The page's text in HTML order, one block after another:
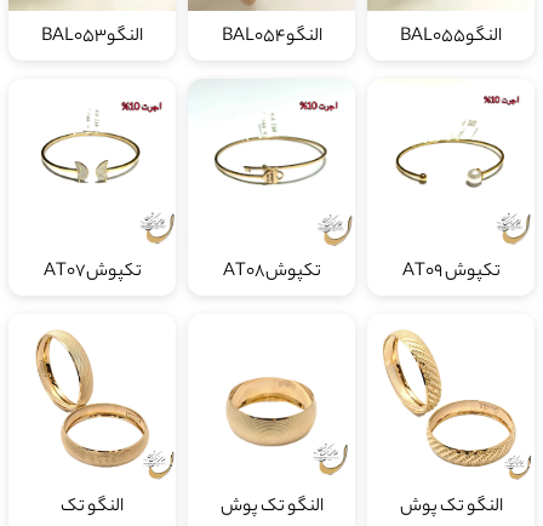
النگوBAL055 النگوBAL054 النگوBAL053
تکپوش AT09 تکپوشAT08 تکپوشAT07
النگو تک پوش
النگو تک پوش
النگو تک